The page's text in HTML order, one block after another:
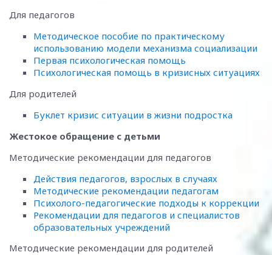
Для педагогов
Методическое пособие по практическому
использованию модели механизма социализации
Первая психологическая помощь
Психологическая помощь в кризисных ситуациях
Для родителей
Буклет кризис ситуации в жизни подростка
Жестокое обращение с детьми
Методические рекомендации для педагогов
Действия педагогов, взрослых в случаях
Методические рекомендации педагогам
Психолого-педагогические подходы к коррекции
Рекомендации для педагогов и специалистов
образовательных учреждений
Методические рекомендации для родителей